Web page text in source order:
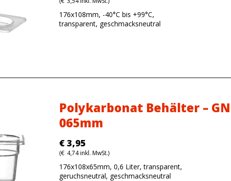
176x108mm, -40°C bis +99°C,
transparent, geschmacksneutral
Polykarbonat Behälter –
065mm
€ 3,95
(€ 4,74inkl. MwSt.)
176x108x65mm, 0,6 Liter, transparent,
geruchsneutral, geschmacksneutral